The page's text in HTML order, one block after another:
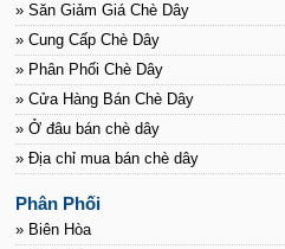
» Săn Giảm Giá Chè Dây
» Cung Cấp Chè Dây
» Phân Phối Chè Dây
» Cửa Hàng Bán Chè Dây
» Ở đâu bán chè dây
» Địa chỉ mua bán chè dây
Phân Phối
» Biên Hòa